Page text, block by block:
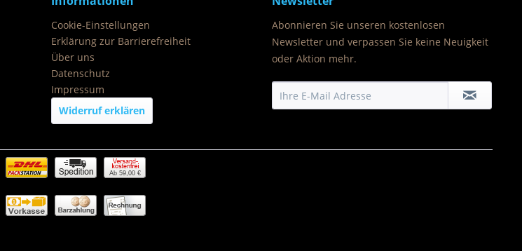
Cookie-Einstellungen
Erklärung zur Barrierefreiheit
Über uns
Datenschutz
Impressum
Widerruf erklären
Abonnieren Sie unseren kostenlosen
Newsletter und verpassen Sie keine Neuigkeit
oder Aktion mehr.
Ab 59,00 €